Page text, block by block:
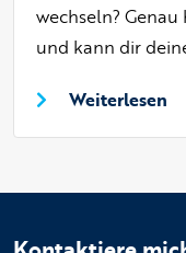
wechseln?
und kann dir
Weiterlesen